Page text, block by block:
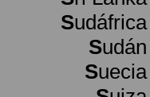
Sudáfrica
Sudán
Suecia